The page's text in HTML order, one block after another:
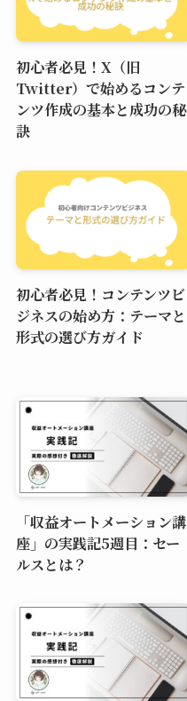
初心者必見！X（旧
Twitter）で始めるコンテ
ンツ作成の基本と成功の秘
訣
初心者必見！コンテンツビ
ジネスの始め方：テーマと
形式の選び方ガイド
「収益オートメーション講
座」の実践記5週目：セー
ルスとは？